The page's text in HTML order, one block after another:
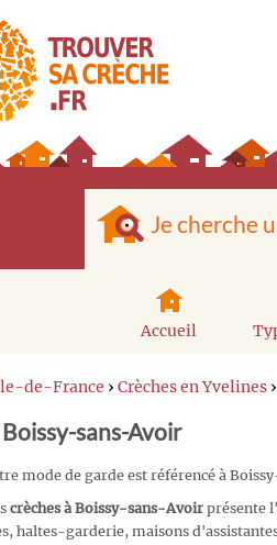
Je cherche
Accueil
de-France › Crèches en Yvelines ›
sans-Avoir
mode de garde est référencé à
crèches à Boissy-sans-Avoir présente
haltes-garderie, maisons